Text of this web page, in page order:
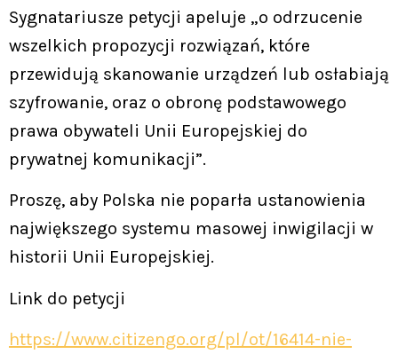
Sygnatariusze petycji apeluje „o odrzucenie
wszelkich propozycji rozwiązań, które
przewidują skanowanie urządzeń lub osłabiają
szyfrowanie, oraz o obronę podstawowego
prawa obywateli Unii Europejskiej do
prywatnej komunikacji”.
Proszę, aby Polska nie poparła ustanowienia
największego systemu masowej inwigilacji w
historii Unii Europejskiej.
Link do petycji
https://www.citizengo.org/pl/ot/16414-nie-